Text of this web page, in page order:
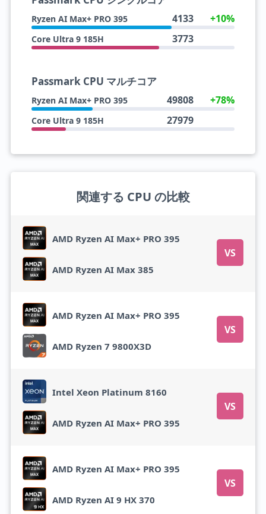
Ryzen AI Max+ PRO 395 4133 +10%
Core Ultra 9 185H 3773
Passmark CPU マルチコア
Ryzen AI Max+ PRO 395 49808 +78%
Core Ultra 9 185H 27979
関連する CPU の比較
AMD Ryzen AI Max+ PRO 395
VS
AMD Ryzen AI Max 385
AMD Ryzen AI Max+ PRO 395
VS
AMD Ryzen 7 9800X3D
Intel Xeon Platinum 8160
VS
AMD Ryzen AI Max+ PRO 395
AMD Ryzen AI Max+ PRO 395
VS
AMD Ryzen AI 9 HX 370